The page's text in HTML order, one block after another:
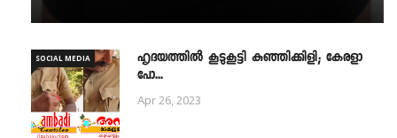
SOCIAL MEDIA
ഹൃദയത്തില്‍ കൂടുകൂട്ടി കുഞ്ഞിക്കിളി; കേരളാ
പോ...
Apr 26, 2023